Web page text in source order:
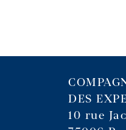
DES
10 rue